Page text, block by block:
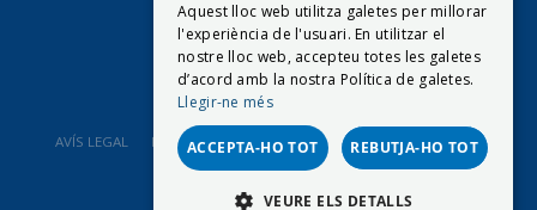
© 2026Club Vela Blanes
AVÍS LEGAL POLÍTICA DE PRIVACITAT POLÍTICA DE COOKIES
SPANISH
Aquest lloc web utilitza galetes per millorar
l'experiència de l'usuari. En utilitzar el
nostre lloc web, accepteu totes les galetes
d’acord amb la nostra Política de galetes.
Llegir-ne més
ACCEPTA-HO TOT REBUTJA-HO TOT
VEURE ELS DETALLS